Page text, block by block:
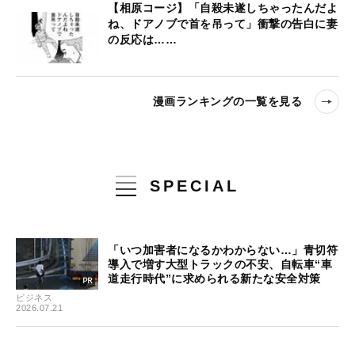
【相原コージ】「自殺未遂しちゃったんだよ
ね、ドアノブで首を吊って」衝撃の告白に妻
の反応は……
漫画ランキングの一覧を見る
SPECIAL
ビジネス
2026.07.21
「いつ加害者になるかわからない…」青切符
導入で増す大型トラックの不安、自転車“車
道走行時代”に求められる新たな安全対策